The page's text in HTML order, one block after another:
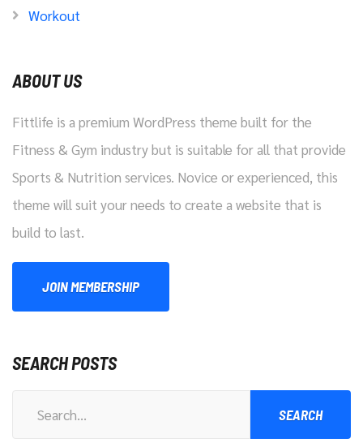
Workout
ABOUT US
Fittlife is a premium WordPress theme built for the
Fitness & Gym industry but is suitable for all that provide
Sports & Nutrition services. Novice or experienced, this
theme will suit your needs to create a website that is
build to last.
JOIN MEMBERSHIP
SEARCH POSTS